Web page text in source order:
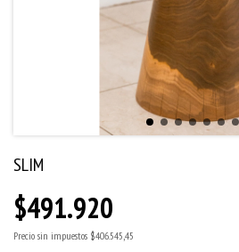
SLIM
$491.920
Precio sin impuestos $406.545,45